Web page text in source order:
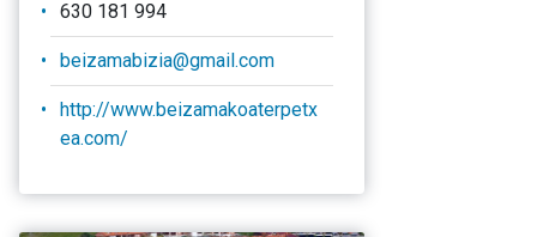
630 181 994
beizamabizia@gmail.com
http://www.beizamakoaterpetx
ea.com/